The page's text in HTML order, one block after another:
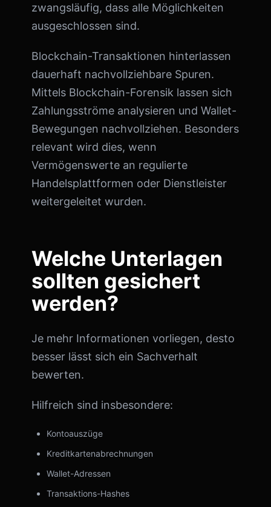
zwangsläufig, dass alle Möglichkeiten
ausgeschlossen sind.
Blockchain-Transaktionen hinterlassen
dauerhaft nachvollziehbare Spuren.
Mittels Blockchain-Forensik lassen sich
Zahlungsströme analysieren und Wallet-
Bewegungen nachvollziehen. Besonders
relevant wird dies, wenn
Vermögenswerte an regulierte
Handelsplattformen oder Dienstleister
weitergeleitet wurden.
Welche Unterlagen
sollten gesichert
werden?
Je mehr Informationen vorliegen, desto
besser lässt sich ein Sachverhalt
bewerten.
Hilfreich sind insbesondere:
Kontoauszüge
Kreditkartenabrechnungen
Wallet-Adressen
Transaktions-Hashes